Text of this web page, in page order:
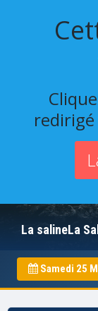
La salineLa
Samedi 25